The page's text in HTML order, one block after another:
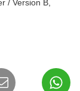
/ Version B,